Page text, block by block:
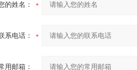
的姓名：
系电话：
用邮箱：